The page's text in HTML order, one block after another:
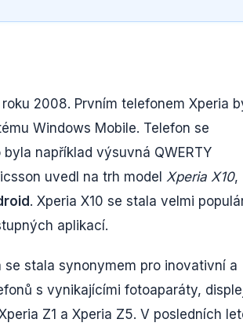
2008. Prvním telefonem Xperia
Windows Mobile. Telefon se
například výsuvná QWERTY
uvedl na trh model Xperia X10,
. Xperia X10 se stala velmi
aplikací.
se stala synonymem pro inovativní a
s vynikajícími fotoaparáty,
Z1 a Xperia Z5. V posledních